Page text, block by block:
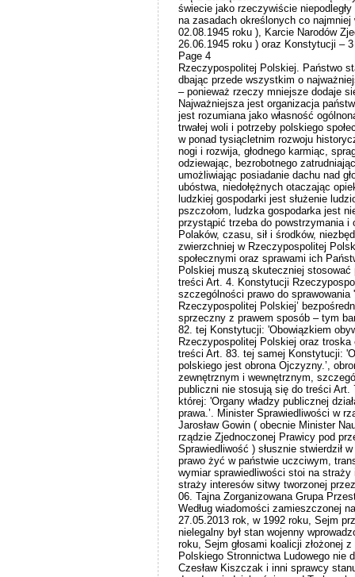
świecie jako rzeczywiście
na zasadach określonych co
02.08.1945 roku ), Karcie Narodów
26.06.1945 roku ) oraz Konstytucji –
Page 4
Rzeczypospolitej Polskiej. Państwo
dbając przede wszystkim o
– ponieważ rzeczy mniejsze dodaje
Najważniejsza jest organizacja
jest rozumiana jako własność
trwałej woli i potrzeby polskiego
w ponad tysiącletnim rozwoju
nogi i rozwija, głodnego karmiąc,
odziewając, bezrobotnego
umożliwiając posiadanie dachu nad
ubóstwa, niedołężnych otaczając
ludzkiej gospodarki jest służenie
pszczołom, ludzka gospodarka jest
przystąpić trzeba do powstrzymania i
Polaków, czasu, sił i środków,
zwierzchniej w Rzeczypospolitej
społecznymi oraz sprawami ich
Polskiej muszą skuteczniej stosować
treści Art. 4. Konstytucji
szczególności prawo do sprawowania
Rzeczypospolitej Polskiej’
sprzeczny z prawem sposób – tym
82. tej Konstytucji: 'Obowiązkiem
Rzeczypospolitej Polskiej oraz troska
treści Art. 83. tej samej Konstytucji:
polskiego jest obrona Ojczyzny.’,
zewnętrznym i wewnętrznym,
publiczni nie stosują się do treści Art.
której: 'Organy władzy publicznej
prawa.’. Minister Sprawiedliwości w
Jarosław Gowin ( obecnie Minister
rządzie Zjednoczonej Prawicy pod
Sprawiedliwość ) słusznie stwierdził
prawo żyć w państwie uczciwym,
wymiar sprawiedliwości stoi na
straży interesów sitwy tworzonej
06. Tajna Zorganizowana Grupa
Według wiadomości zamieszczonej
27.05.2013 rok, w 1992 roku, Sejm
nielegalny był stan wojenny
roku, Sejm głosami koalicji złożonej
Polskiego Stronnictwa Ludowego nie
Czesław Kiszczak i inni sprawcy